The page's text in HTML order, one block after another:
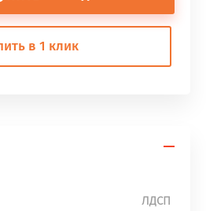
в 1 клик
ЛДСП